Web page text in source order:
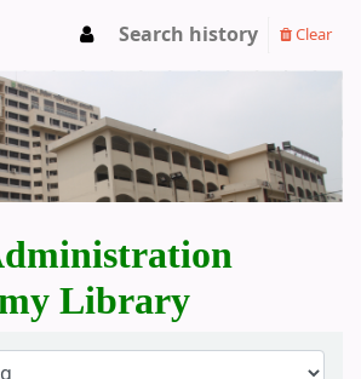
Academy Library
Search history Clear
Library